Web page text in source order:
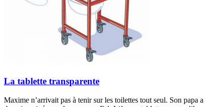
La tablette transparente
Maxime n’arrivait pas à tenir sur les toilettes tout seul. Son papa a